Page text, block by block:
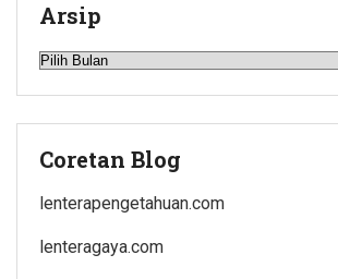
Arsip
Arsip
Coretan Blog
lenterapengetahuan.com
lenteragaya.com